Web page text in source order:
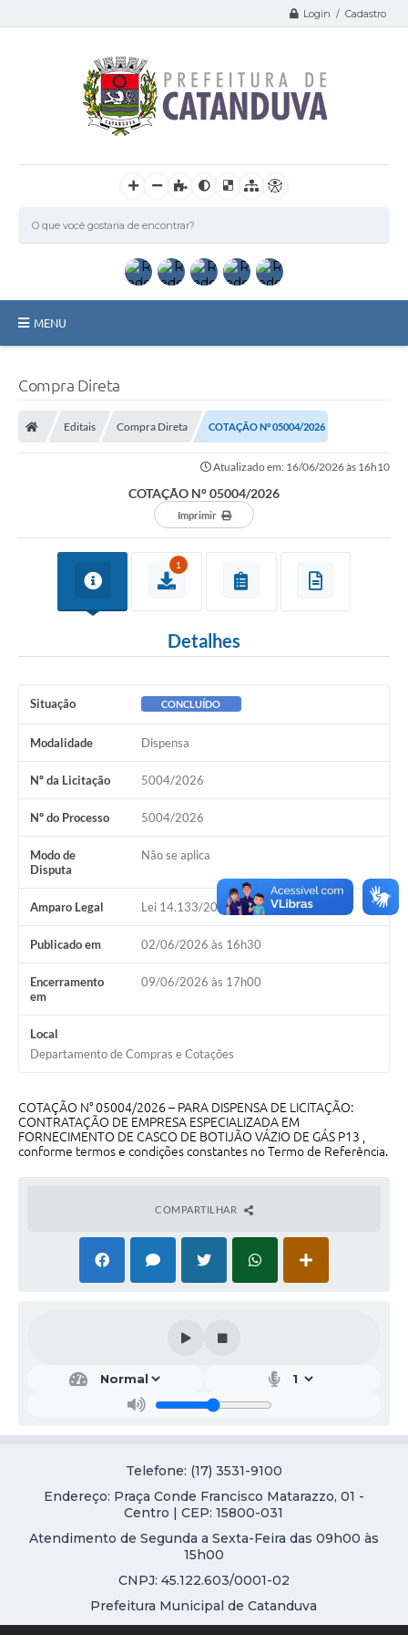
Login / Cadastro
MENU
Galeria de Fotos
Arquivos para Download
Carta de Serviços
Notícias
Projetos
Links
SIC
Diário Oficial
Compra Direta
Editais Compra Direta COTAÇÃO N° 05004/2026
Atualizado em: 16/06/2026 às 16h10
COTAÇÃO N° 05004/2026
Imprimir
1
Detalhes
Situação CONCLUÍDO
Modalidade Dispensa
Nº da Licitação 5004/2026
Nº do Processo 5004/2026
Modo de
Disputa
Não se aplica
Amparo Legal Lei 14.133/2021, Art 75, II
Publicado em 02/06/2026 às 16h30
Encerramento
em
09/06/2026 às 17h00
Local
Departamento de Compras e Cotações
COTAÇÃO N° 05004/2026 – PARA DISPENSA DE LICITAÇÃO:
CONTRATAÇÃO DE EMPRESA ESPECIALIZADA EM
FORNECIMENTO DE CASCO DE BOTIJÃO VÁZIO DE GÁS P13 ,
conforme termos e condições constantes no Termo de Referência.
COMPARTILHAR
Telefone: (17) 3531-9100
Endereço: Praça Conde Francisco Matarazzo, 01 -
Centro | CEP: 15800-031
Atendimento de Segunda a Sexta-Feira das 09h00 às
15h00
CNPJ: 45.122.603/0001-02
Prefeitura Municipal de Catanduva